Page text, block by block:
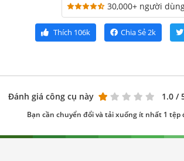
30,000+ người
Thích 106k Chia Sẻ2k
Đánh giá công cụ này 1.0 /
Bạn cần chuyển đổi và tải xuống ít nhất 1 tệp